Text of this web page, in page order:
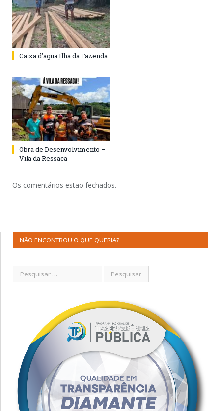
Caixa d’agua Ilha da Fazenda
Obra de Desenvolvimento –
Vila da Ressaca
Os comentários estão fechados.
NÃO ENCONTROU O QUE QUERIA?